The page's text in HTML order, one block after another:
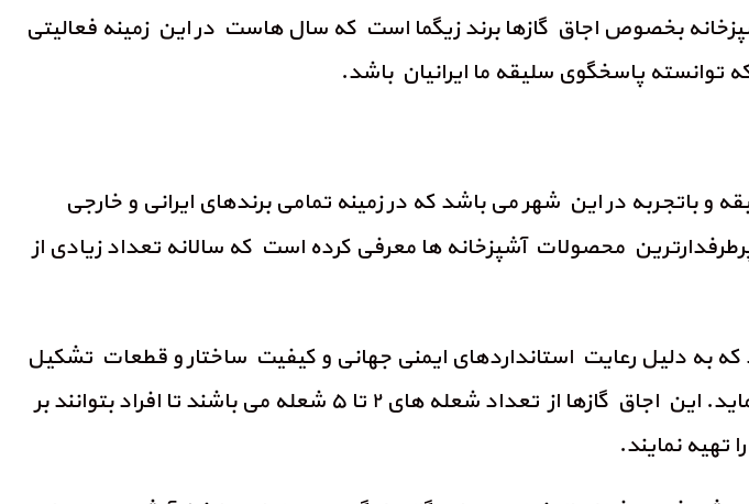
بخصوص اجاق گازها برند زیگما است که سال هاست در این زمینه فعالیتی
توانسته پاسخگوی سلیقه ما ایرانیان باشد.
و باتجربه در این شهر می باشد که در زمینه تمامی برندهای ایرانی و خارجی
محصولات آشپزخانه ها معرفی کرده است که سالانه تعداد زیادی از
که به دلیل رعایت استانداردهای ایمنی جهانی و کیفیت ساختار و قطعات تشکیل
دهنده توانسته یکی از محبوب ترین اجاق گازهای رومیزی و صفحه ای را تولید نماید. این اجاق گازها از تعداد شعله های ۲ تا ۵ شعله می باشند تا افراد بتوانند بر
نمایند.